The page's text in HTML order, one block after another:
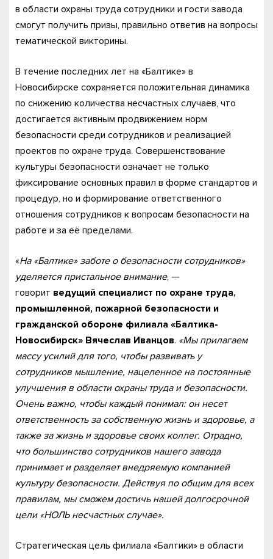
в области охраны труда сотрудники и гости завода
смогут получить призы, правильно ответив на вопросы
тематической викторины.
В течение последних лет на «Балтике» в
Новосибирске сохраняется положительная динамика
по снижению количества несчастных случаев, что
достигается активным продвижением норм
безопасности среди сотрудников и реализацией
проектов по охране труда. Совершенствование
культуры безопасности означает не только
фиксирование основных правил в форме стандартов и
процедур, но и формирование ответственного
отношения сотрудников к вопросам безопасности на
работе и за её пределами.
«На «Балтике» заботе о безопасности сотрудников»
уделяется пристальное внимание, —
говорит ведущий специалист по охране труда,
промышленной, пожарной безопасности и
гражданской обороне филиала «Балтика-
Новосибирск» Вячеслав Иванцов. «Мы прилагаем
массу усилий для того, чтобы развивать у
сотрудников мышление, нацеленное на постоянные
улучшения в области охраны труда и безопасности.
Очень важно, чтобы каждый понимал: он несет
ответственность за собственную жизнь и здоровье, а
также за жизнь и здоровье своих коллег. Отрадно,
что большинство сотрудников нашего завода
принимает и разделяет внедряемую компанией
культуру безопасности. Действуя по общим для всех
правилам, мы сможем достичь нашей долгосрочной
цели «НОЛЬ несчастных случае».
Стратегическая цель филиала «Балтики» в области